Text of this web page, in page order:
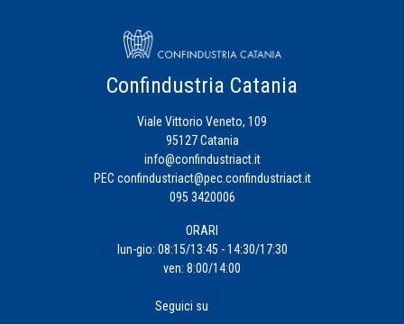
Confindustria Catania
Viale Vittorio Veneto, 109
95127 Catania
info@confindustriact.it
PEC confindustriact@pec.confindustriact.it
095 3420006
ORARI
lun-gio: 08:15/13:45 - 14:30/17:30
ven: 8:00/14:00
Seguici su